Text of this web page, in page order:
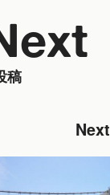
稿
Next